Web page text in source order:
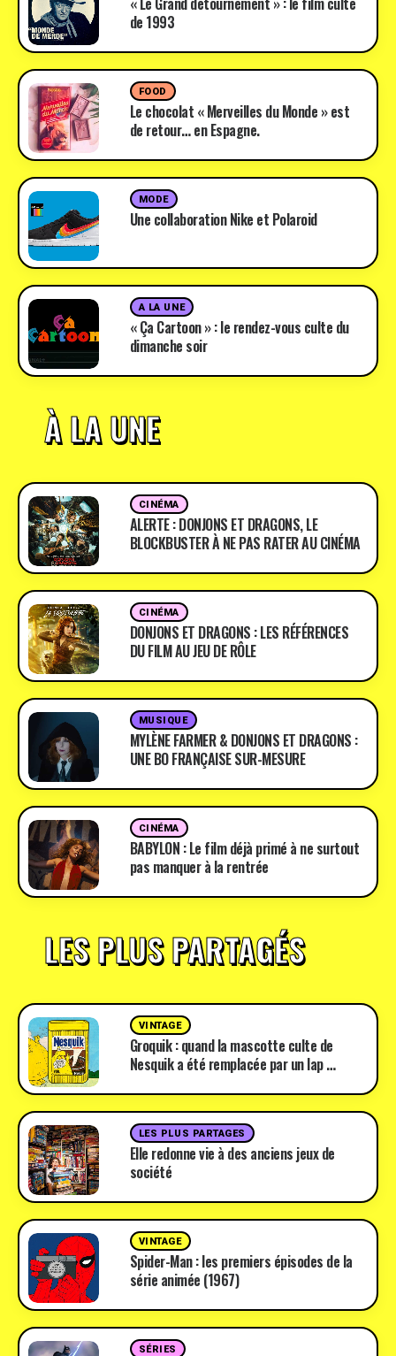
de 1993
FOOD
Le chocolat « Merveilles du Monde » est
de retour… en Espagne.
MODE
Une collaboration Nike et Polaroid
A LA UNE
« Ça Cartoon » : le rendez-vous culte du
dimanche soir
À LA UNE
CINÉMA
ALERTE : DONJONS ET DRAGONS, LE
BLOCKBUSTER À NE PAS RATER AU CINÉMA
CINÉMA
DONJONS ET DRAGONS : LES RÉFÉRENCES
DU FILM AU JEU DE RÔLE
MUSIQUE
MYLÈNE FARMER & DONJONS ET DRAGONS :
UNE BO FRANÇAISE SUR-MESURE
CINÉMA
BABYLON : Le film déjà primé à ne surtout
pas manquer à la rentrée
LES PLUS PARTAGÉS
VINTAGE
Groquik : quand la mascotte culte de
Nesquik a été remplacée par un lap …
LES PLUS PARTAGES
Elle redonne vie à des anciens jeux de
société
VINTAGE
Spider-Man : les premiers épisodes de la
série animée (1967)
SÉRIES